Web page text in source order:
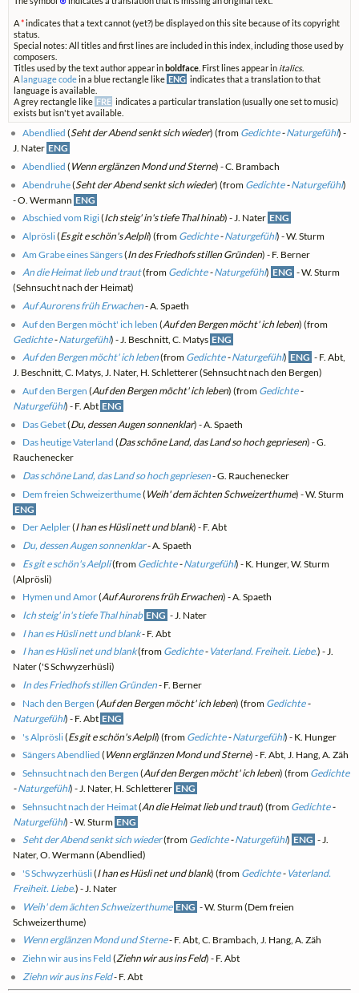
A*indicates that a text cannot (yet?) be displayed on this site because of its copyright
status.
Special notes: All titles and first lines are included in this index, including those used by
composers.
Titles used by the text author appear inboldface . First lines appear in italics.
A language codein a blue rectangle like ENG indicates that a translation to that
language is available.
A grey rectangle like FRE indicates a particular translation (usually one set to music)
exists but isn't yet available.
Abendlied (Seht der Abend senkt sich wieder) (from Gedichte-Naturgefühl) -
J. Nater ENG
Abendlied ( Wenn erglänzen Mond und Sterne) - C. Brambach
Abendruhe(Seht der Abend senkt sich wieder) (from Gedichte-Naturgefühl)
- O. Wermann ENG
Abschied vom Rigi(Ich steig' in's tiefe Thal hinab) - J. Nater ENG
Alprösli(Es git e schön's Aelpli) (from Gedichte-Naturgefühl) - W. Sturm
Am Grabe eines Sängers(In des Friedhofs stillen Gründen) - F. Berner
An die Heimat lieb und traut(from Gedichte-Naturgefühl) ENG - W. Sturm
(Sehnsucht nach der Heimat)
Auf Aurorens früh Erwachen- A. Spaeth
Auf den Bergen möcht' ich leben (Auf den Bergen möcht' ich leben) (from
Gedichte-Naturgefühl) - J. Beschnitt, C. Matys ENG
Auf den Bergen möcht' ich leben(from Gedichte-Naturgefühl) ENG - F. Abt,
J. Beschnitt, C. Matys, J. Nater, H. Schletterer (Sehnsucht nach den Bergen)
Auf den Bergen (Auf den Bergen möcht' ich leben) (from Gedichte-
Naturgefühl) - F. Abt ENG
Das Gebet(Du, dessen Augen sonnenklar) - A. Spaeth
Das heutige Vaterland (Das schöne Land, das Land so hoch gepriesen) - G.
Rauchenecker
Das schöne Land, das Land so hoch gepriesen- G. Rauchenecker
Dem freien Schweizerthume( Weih' dem ächten Schweizerthume) - W. Sturm
ENG
Der Aelpler(I han es Hüsli nett und blank) - F. Abt
Du, dessen Augen sonnenklar- A. Spaeth
Es git e schön's Aelpli(from Gedichte-Naturgefühl) - K. Hunger, W. Sturm
(Alprösli)
Hymen und Amor(Auf Aurorens früh Erwachen) - A. Spaeth
Ich steig' in's tiefe Thal hinab ENG - J. Nater
I han es Hüsli nett und blank- F. Abt
I han es Hüsli net und blank(from Gedichte- Vaterland. Freiheit. Liebe.) - J.
Nater ('S Schwyzerhüsli)
In des Friedhofs stillen Gründen- F. Berner
Nach den Bergen (Auf den Bergen möcht' ich leben) (from Gedichte-
Naturgefühl) - F. Abt ENG
's Alprösli(Es git e schön's Aelpli) (from Gedichte-Naturgefühl) - K. Hunger
Sängers Abendlied ( Wenn erglänzen Mond und Sterne) - F. Abt, J. Hang, A. Zäh
Sehnsucht nach den Bergen (Auf den Bergen möcht' ich leben) (from Gedichte
-Naturgefühl) - J. Nater, H. Schletterer ENG
Sehnsucht nach der Heimat(An die Heimat lieb und traut) (from Gedichte-
Naturgefühl) - W. Sturm ENG
Seht der Abend senkt sich wieder(from Gedichte-Naturgefühl) ENG - J.
Nater, O. Wermann (Abendlied)
'S Schwyzerhüsli(I han es Hüsli net und blank) (from Gedichte- Vaterland.
Freiheit. Liebe.) - J. Nater
Weih' dem ächten Schweizerthume ENG - W. Sturm (Dem freien
Schweizerthume)
Wenn erglänzen Mond und Sterne- F. Abt, C. Brambach, J. Hang, A. Zäh
Ziehn wir aus ins Feld (Ziehn wir aus ins Feld) - F. Abt
Ziehn wir aus ins Feld- F. Abt